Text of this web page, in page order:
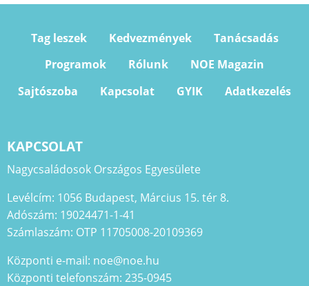
Tag leszek Kedvezmények
Tanácsadás
Programok
Rólunk
NOE Magazin
Sajtószoba
Kapcsolat GYIK Adatkezelés
KAPCSOLAT
Nagycsaládosok Országos Egyesülete
Levélcím: 1056 Budapest, Március 15. tér 8.
Adószám: 19024471-1-41
Számlaszám: OTP 11705008-20109369
Központi e-mail: noe@noe.hu
Központi telefonszám: 235-0945